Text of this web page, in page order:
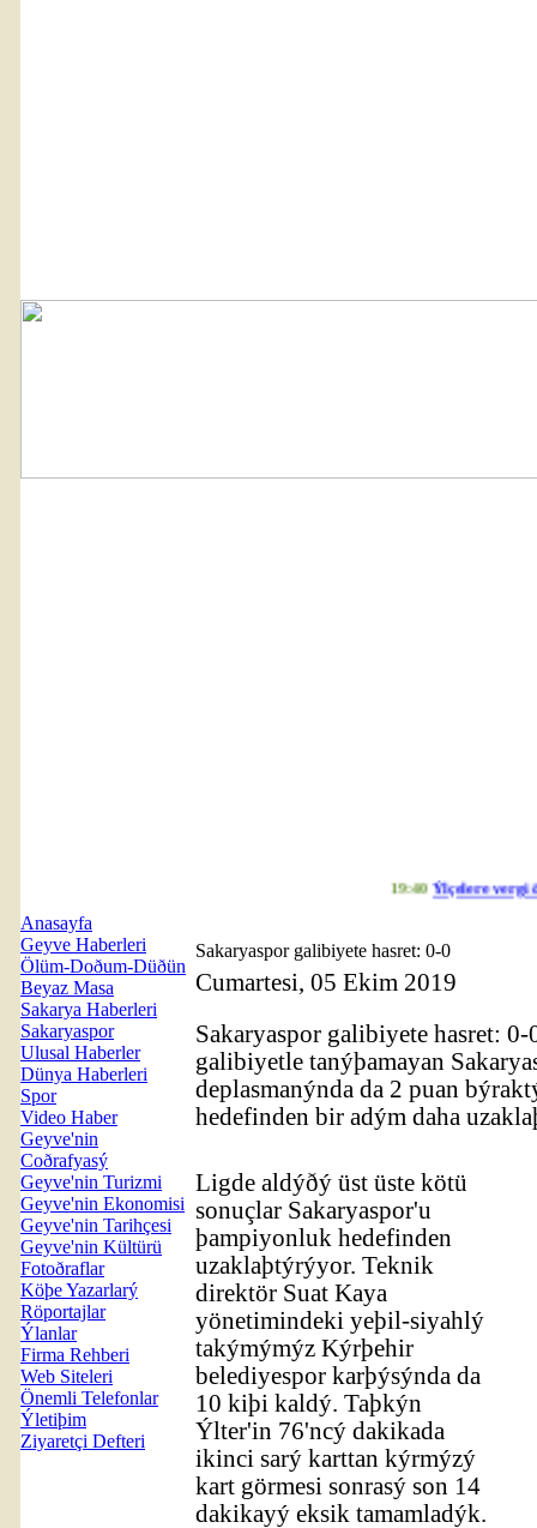
19:40Ýlçelere vergi
Anasayfa
Geyve Haberleri
Ölüm-Doðum-Düðün
Beyaz Masa
Sakarya Haberleri
Sakaryaspor
Ulusal Haberler
Dünya Haberleri
Spor
Video Haber
Geyve'nin
Coðrafyasý
Geyve'nin Turizmi
Geyve'nin Ekonomisi
Geyve'nin Tarihçesi
Geyve'nin Kültürü
Fotoðraflar
Köþe Yazarlarý
Röportajlar
Ýlanlar
Firma Rehberi
Web Siteleri
Önemli Telefonlar
Ýletiþim
Ziyaretçi Defteri
Sakaryaspor galibiyete hasret: 0-0
Cumartesi, 05 Ekim 2019
Sakaryaspor galibiyete hasret:
galibiyetle tanýþamayan
deplasmanýnda da 2 puan
hedefinden bir adým daha
Ligde aldýðý üst üste kötü
sonuçlar Sakaryaspor'u
þampiyonluk hedefinden
uzaklaþtýrýyor. Teknik
direktör Suat Kaya
yönetimindeki yeþil-siyahlý
takýmýmýz Kýrþehir
belediyespor karþýsýnda da
10 kiþi kaldý. Taþkýn
Ýlter'in 76'ncý dakikada
ikinci sarý karttan kýrmýzý
kart görmesi sonrasý son 14
dakikayý eksik tamamladýk.